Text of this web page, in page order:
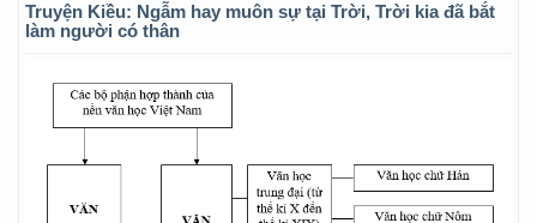
Truyện Kiều: Ngẫm hay muôn sự tại Trời, Trời kia đã bắt
làm người có thân